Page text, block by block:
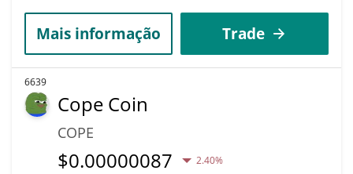
Mais informação Trade
6639
Cope Coin
COPE
$0.00000087 2.40%